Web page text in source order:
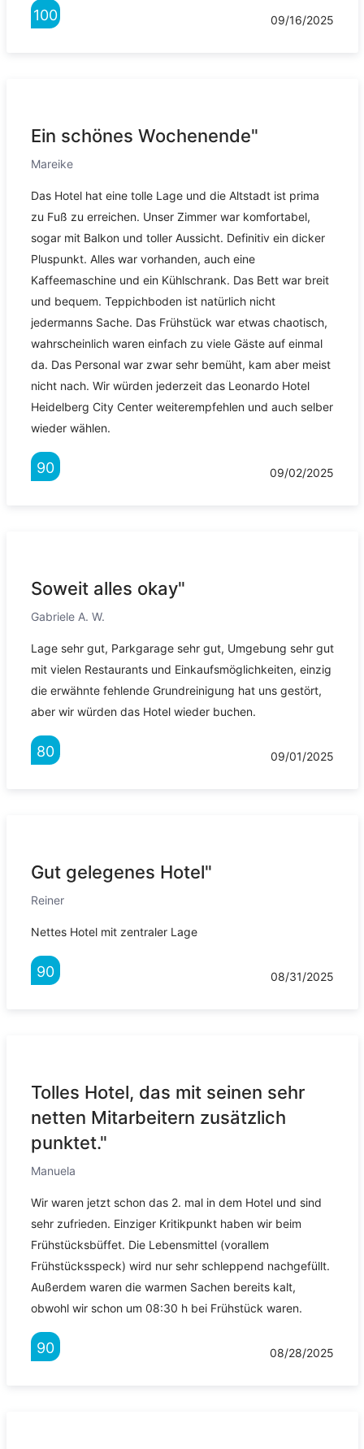
100 09/16/2025
Ein schönes Wochenende"
Mareike
Das Hotel hat eine tolle Lage und die Altstadt ist prima
zu Fuß zu erreichen. Unser Zimmer war komfortabel,
sogar mit Balkon und toller Aussicht. Definitiv ein dicker
Pluspunkt. Alles war vorhanden, auch eine
Kaffeemaschine und ein Kühlschrank. Das Bett war breit
und bequem. Teppichboden ist natürlich nicht
jedermanns Sache. Das Frühstück war etwas chaotisch,
wahrscheinlich waren einfach zu viele Gäste auf einmal
da. Das Personal war zwar sehr bemüht, kam aber meist
nicht nach. Wir würden jederzeit das Leonardo Hotel
Heidelberg City Center weiterempfehlen und auch selber
wieder wählen.
90 09/02/2025
Soweit alles okay"
Gabriele A. W.
Lage sehr gut, Parkgarage sehr gut, Umgebung sehr gut
mit vielen Restaurants und Einkaufsmöglichkeiten, einzig
die erwähnte fehlende Grundreinigung hat uns gestört,
aber wir würden das Hotel wieder buchen.
80 09/01/2025
Gut gelegenes Hotel"
Reiner
Nettes Hotel mit zentraler Lage
90 08/31/2025
Tolles Hotel, das mit seinen sehr
netten Mitarbeitern zusätzlich
punktet."
Manuela
Wir waren jetzt schon das 2. mal in dem Hotel und sind
sehr zufrieden. Einziger Kritikpunkt haben wir beim
Frühstücksbüffet. Die Lebensmittel (vorallem
Frühstücksspeck) wird nur sehr schleppend nachgefüllt.
Außerdem waren die warmen Sachen bereits kalt,
obwohl wir schon um 08:30 h bei Frühstück waren.
90 08/28/2025